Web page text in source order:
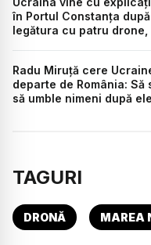
în Portul Constanța
legătura cu patru
Radu Miruță cere
departe de România:
să umble nimeni după ele
TAGURI
DRONĂ MAREA